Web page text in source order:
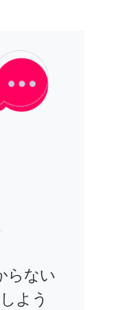
らない
よう